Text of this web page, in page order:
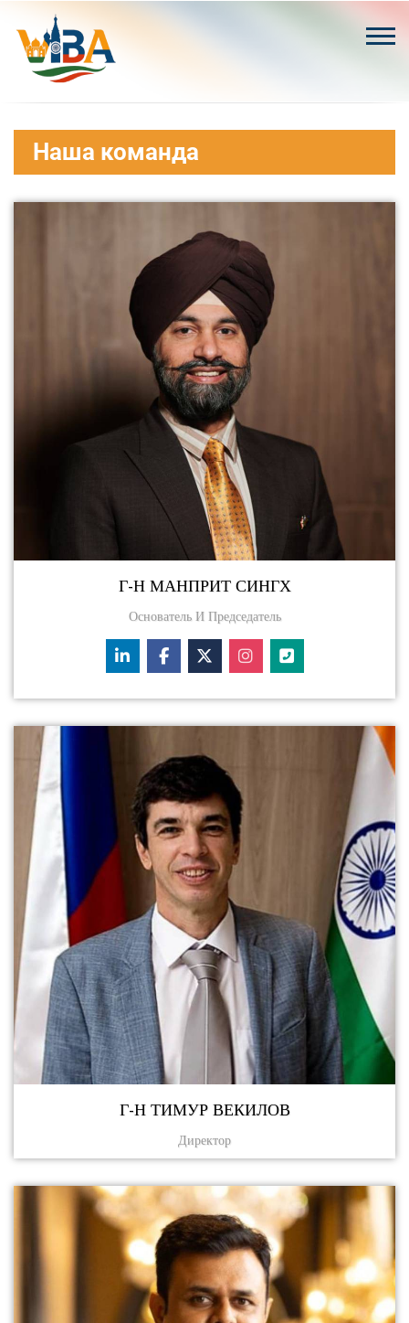
content
Наша команда
Г-Н МАНПРИТ СИНГХ
Основатель И Председатель
Г-Н ТИМУР ВЕКИЛОВ
Директор